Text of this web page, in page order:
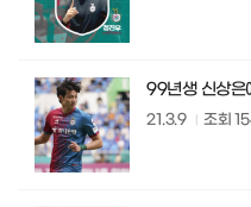
99년생 신상은
21.3.9 조회